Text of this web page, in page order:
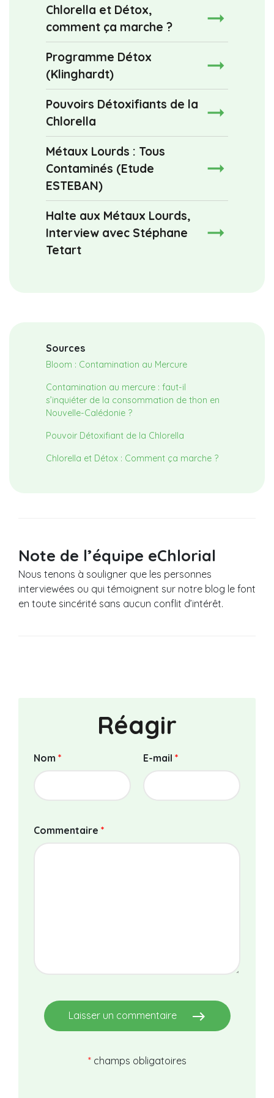
Chlorella et Détox,
comment ça marche ?
Programme Détox
(Klinghardt)
Pouvoirs Détoxifiants de la
Chlorella
Métaux Lourds : Tous
Contaminés (Etude
ESTEBAN)
Halte aux Métaux Lourds,
Interview avec Stéphane
Tetart
Sources
Bloom : Contamination au Mercure
Contamination au mercure : faut-il
s’inquiéter de la consommation de thon en
Nouvelle-Calédonie ?
Pouvoir Détoxifiant de la Chlorella
Chlorella et Détox : Comment ça marche ?
Note de l’équipe eChlorial
Nous tenons à souligner que les personnes
interviewées ou qui témoignent sur notre blog le font
en toute sincérité sans aucun conflit d’intérêt.
Réagir
Nom * E-mail *
Commentaire *
Laisser un commentaire east
* champs obligatoires